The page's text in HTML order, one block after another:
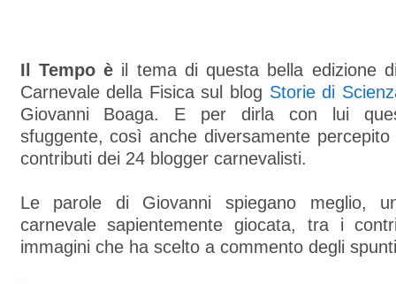
Il Tempo è il tema di questa bella edizione
Carnevale della Fisica sul blog Storie di
Giovanni Boaga. E per dirla con lui
sfuggente, così anche diversamente
contributi dei 24 blogger carnevalisti.
Le parole di Giovanni spiegano meglio,
carnevale sapientemente giocata, tra i
immagini che ha scelto a commento degli